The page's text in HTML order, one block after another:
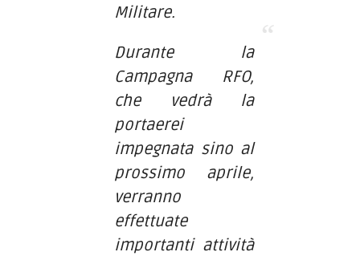
Militare.
Durante la
Campagna RFO,
che vedrà la
portaerei
impegnata sino al
prossimo aprile,
verranno
effettuate
importanti attività